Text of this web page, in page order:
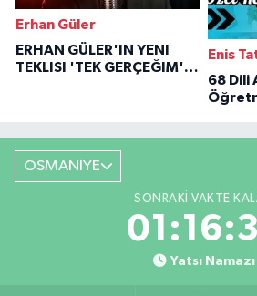
Erhan Güler
ERHAN GÜLER'IN YENI
TEKLISI 'TEK GERÇEĞIM'LE
Enis
68 Dili
OSMANİYE
SONRAKI VAKTE
Yatsı Namazı